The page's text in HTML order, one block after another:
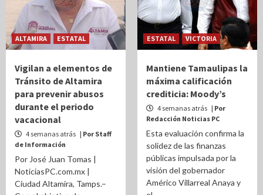
ALTAMIRA ESTATAL
Vigilan a elementos de
Tránsito de Altamira
para prevenir abusos
durante el periodo
vacacional
4 semanas atrás | Por Staff
de Información
Por José Juan Tomas |
NoticiasPC.com.mx |
Ciudad Altamira, Tamps.–
ESTATAL VICTORIA
Mantiene Tamaulipas la
máxima calificación
crediticia: Moody’s
4 semanas atrás | Por
Redacción Noticias PC
Esta evaluación confirma la
solidez de las finanzas
públicas impulsada por la
visión del gobernador
Américo Villarreal Anaya y